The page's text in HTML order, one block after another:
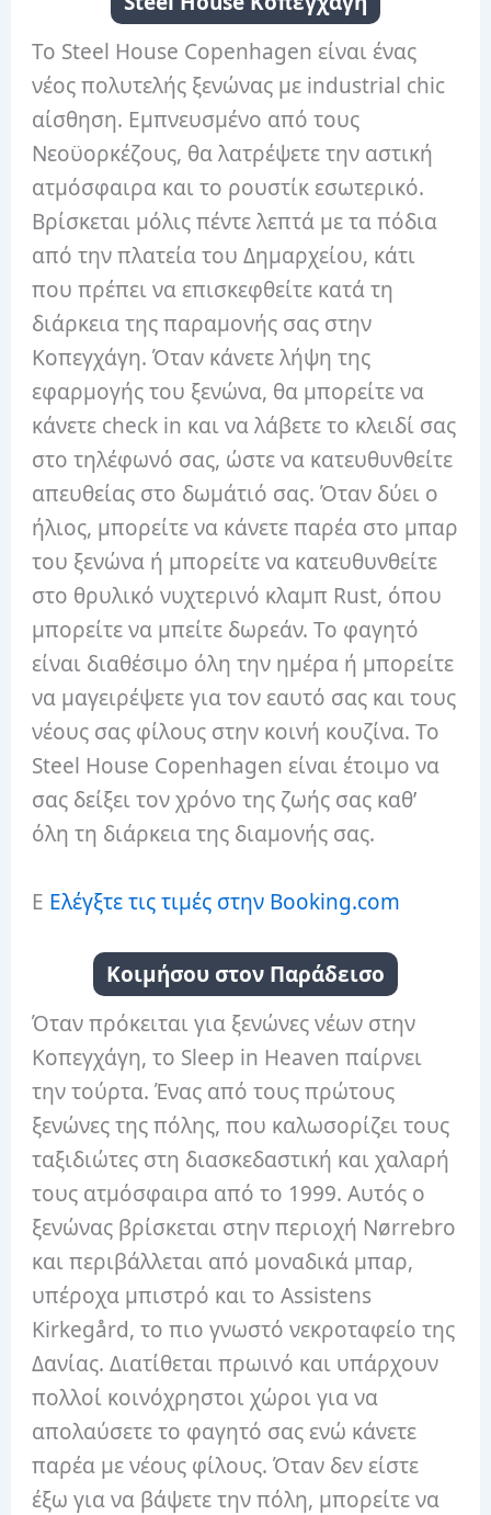
Το Steel House Copenhagen είναι ένας
νέος πολυτελής ξενώνας με industrial chic
αίσθηση. Εμπνευσμένο από τους
Νεοϋορκέζους, θα λατρέψετε την αστική
ατμόσφαιρα και το ρουστίκ εσωτερικό.
Βρίσκεται μόλις πέντε λεπτά με τα πόδια
από την πλατεία του Δημαρχείου, κάτι
που πρέπει να επισκεφθείτε κατά τη
διάρκεια της παραμονής σας στην
Κοπεγχάγη. Όταν κάνετε λήψη της
εφαρμογής του ξενώνα, θα μπορείτε να
κάνετε check in και να λάβετε το κλειδί σας
στο τηλέφωνό σας, ώστε να κατευθυνθείτε
απευθείας στο δωμάτιό σας. Όταν δύει ο
ήλιος, μπορείτε να κάνετε παρέα στο μπαρ
του ξενώνα ή μπορείτε να κατευθυνθείτε
στο θρυλικό νυχτερινό κλαμπ Rust, όπου
μπορείτε να μπείτε δωρεάν. Το φαγητό
είναι διαθέσιμο όλη την ημέρα ή μπορείτε
να μαγειρέψετε για τον εαυτό σας και τους
νέους σας φίλους στην κοινή κουζίνα. Το
Steel House Copenhagen είναι έτοιμο να
σας δείξει τον χρόνο της ζωής σας καθ’
όλη τη διάρκεια της διαμονής σας.
Ε Ελέγξτε τις τιμές στην Booking.com
Κοιμήσου στον Παράδεισο
Όταν πρόκειται για ξενώνες νέων στην
Κοπεγχάγη, το Sleep in Heaven παίρνει
την τούρτα. Ένας από τους πρώτους
ξενώνες της πόλης, που καλωσορίζει τους
ταξιδιώτες στη διασκεδαστική και χαλαρή
τους ατμόσφαιρα από το 1999. Αυτός ο
ξενώνας βρίσκεται στην περιοχή Nørrebro
και περιβάλλεται από μοναδικά μπαρ,
υπέροχα μπιστρό και το Assistens
Kirkegård, το πιο γνωστό νεκροταφείο της
Δανίας. Διατίθεται πρωινό και υπάρχουν
πολλοί κοινόχρηστοι χώροι για να
απολαύσετε το φαγητό σας ενώ κάνετε
παρέα με νέους φίλους. Όταν δεν είστε
έξω για να βάψετε την πόλη, μπορείτε να